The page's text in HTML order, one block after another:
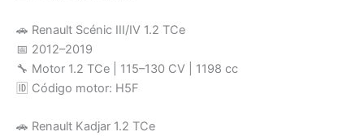
🚗 Renault Scénic III/IV 1.2 TCe
📅 2012–2019
🔧 Motor 1.2 TCe | 115–130 CV | 1198 cc
🆔 Código motor: H5F
🚗 Renault Kadjar 1.2 TCe